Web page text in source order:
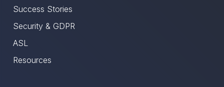
Success Stories
Security & GDPR
ASL
Resources